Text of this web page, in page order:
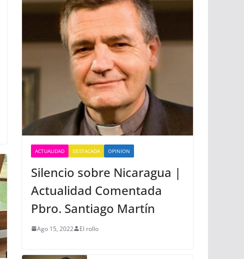
ACTUALIDAD DESTACADA OPINION
Silencio sobre Nicaragua |
Actualidad Comentada
Pbro. Santiago Martín
Ago 15, 2022 El rollo